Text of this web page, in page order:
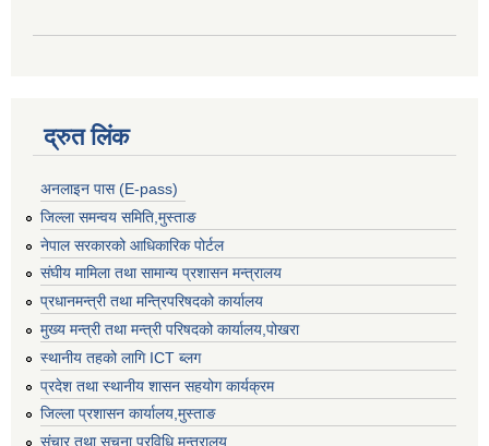
द्रुत लिंक
अनलाइन पास (E-pass)
जिल्ला समन्वय समिति,मुस्ताङ
नेपाल सरकारको आधिकारिक पोर्टल
संघीय मामिला तथा सामान्य प्रशासन मन्त्रालय
प्रधानमन्त्री तथा मन्त्रिपरिषदको कार्यालय
मुख्य मन्त्री तथा मन्त्री परिषदको कार्यालय,पोखरा
स्थानीय तहको लागि ICT ब्लग
प्रदेश तथा स्थानीय शासन सहयोग कार्यक्रम
जिल्ला प्रशासन कार्यालय,मुस्ताङ
संचार तथा सूचना प्रविधि मन्त्रालय